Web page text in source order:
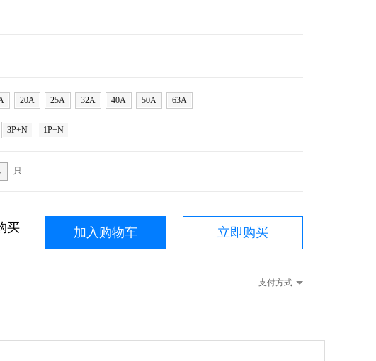
20A 25A 32A 40A 50A 63A
3P+N 1P+N
只
立即购买
加入购物车
i
支付方式